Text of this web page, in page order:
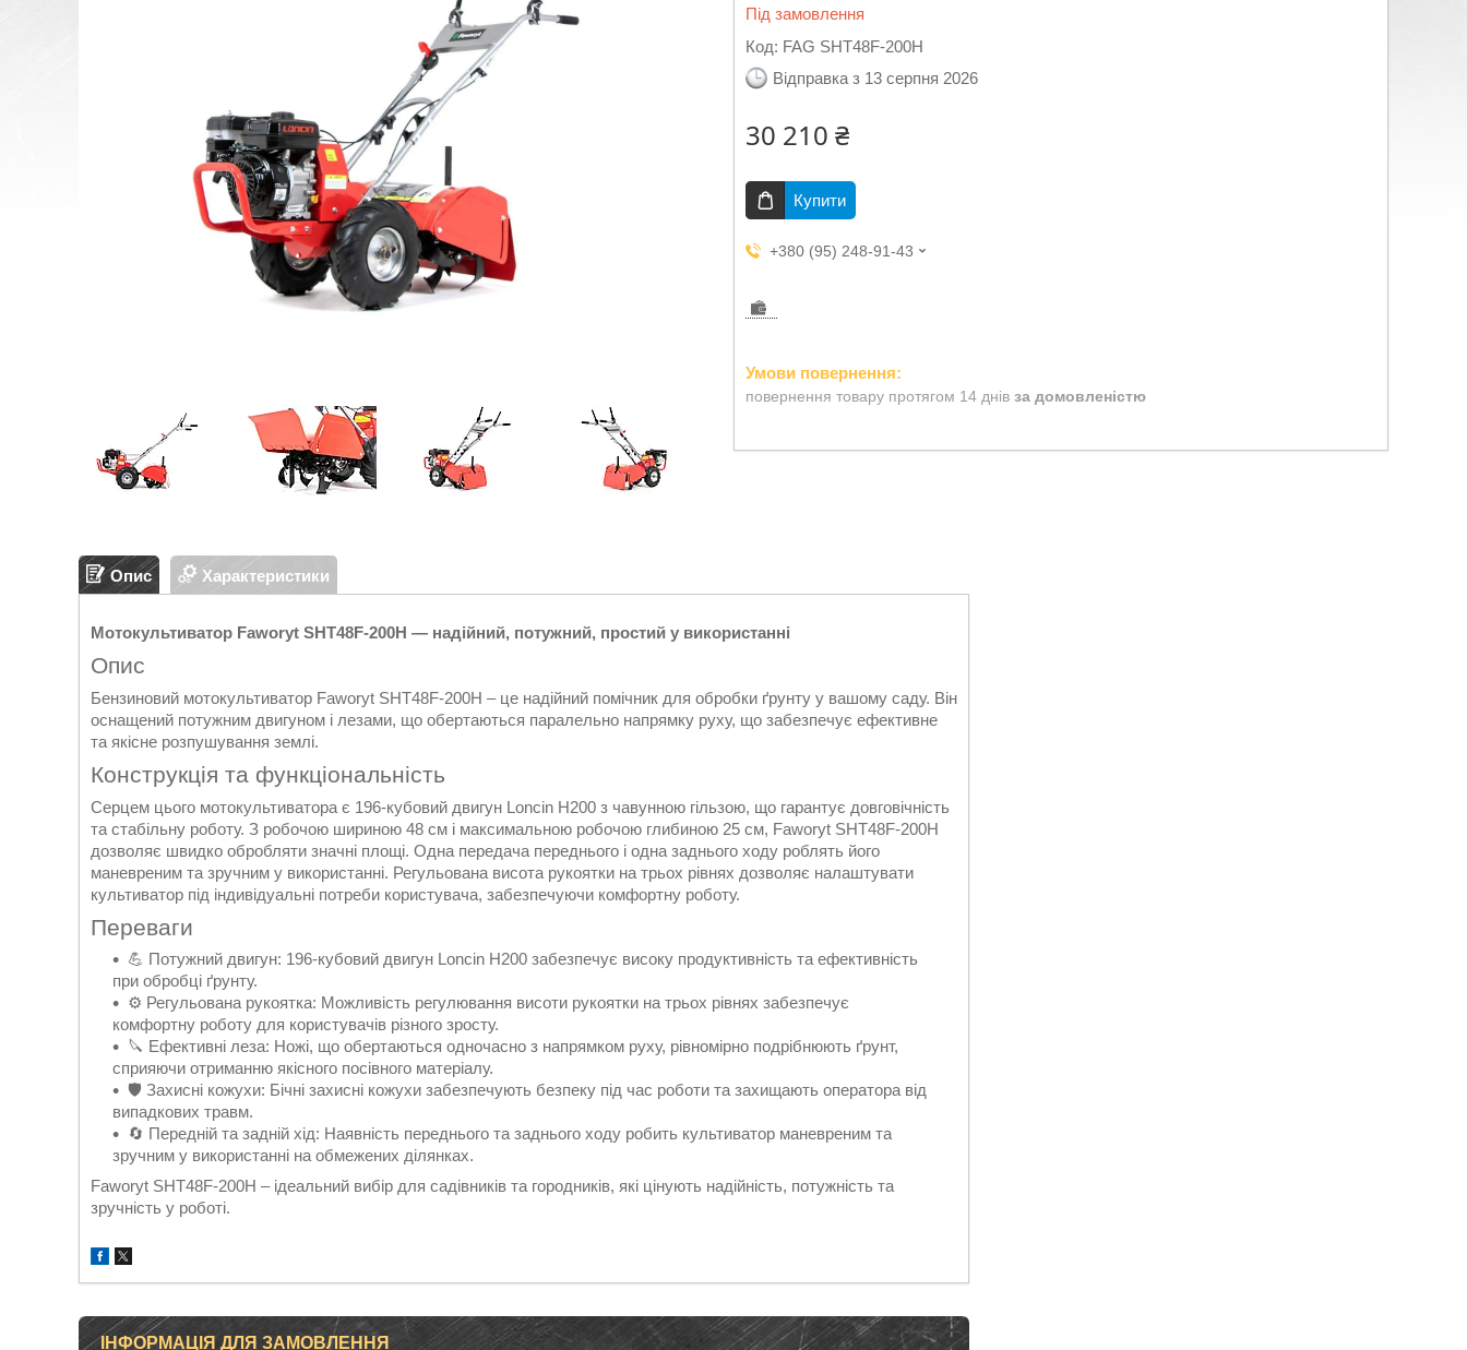
Під замовлення
Код: FAG SHT48F-200H
Відправка з 13 серпня 2026
30 210 ₴
Купити
+380 (95) 248-91-43
повернення товару протягом 14 днів за домовленістю
Опис Характеристики
Мотокультиватор Faworyt SHT48F-200H — надійний, потужний, простий у використанні
Опис
Бензиновий мотокультиватор Faworyt SHT48F-200H – це надійний помічник для обробки ґрунту у вашому саду. Він
оснащений потужним двигуном і лезами, що обертаються паралельно напрямку руху, що забезпечує ефективне
та якісне розпушування землі.
Конструкція та функціональність
Серцем цього мотокультиватора є 196-кубовий двигун Loncin H200 з чавунною гільзою, що гарантує довговічність
та стабільну роботу. З робочою шириною 48 см і максимальною робочою глибиною 25 см, Faworyt SHT48F-200H
дозволяє швидко обробляти значні площі. Одна передача переднього і одна заднього ходу роблять його
маневреним та зручним у використанні. Регульована висота рукоятки на трьох рівнях дозволяє налаштувати
культиватор під індивідуальні потреби користувача, забезпечуючи комфортну роботу.
Переваги
💪 Потужний двигун: 196-кубовий двигун Loncin H200 забезпечує високу продуктивність та ефективність
при обробці ґрунту.
⚙️ Регульована рукоятка: Можливість регулювання висоти рукоятки на трьох рівнях забезпечує
комфортну роботу для користувачів різного зросту.
🔪 Ефективні леза: Ножі, що обертаються одночасно з напрямком руху, рівномірно подрібнюють ґрунт,
сприяючи отриманню якісного посівного матеріалу.
🛡️ Захисні кожухи: Бічні захисні кожухи забезпечують безпеку під час роботи та захищають оператора від
випадкових травм.
🔄 Передній та задній хід: Наявність переднього та заднього ходу робить культиватор маневреним та
зручним у використанні на обмежених ділянках.
Faworyt SHT48F-200H – ідеальний вибір для садівників та городників, які цінують надійність, потужність та
зручність у роботі.
ІНФОРМАЦІЯ ДЛЯ ЗАМОВЛЕННЯ